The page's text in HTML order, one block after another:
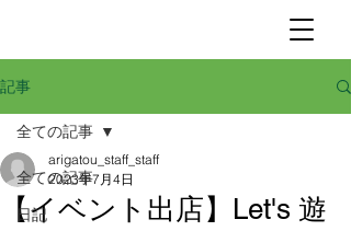
記事
全ての記事
日記
全ての記事
【イベント出店】Let's 遊
arigatou_staff_staff
2023年7月4日